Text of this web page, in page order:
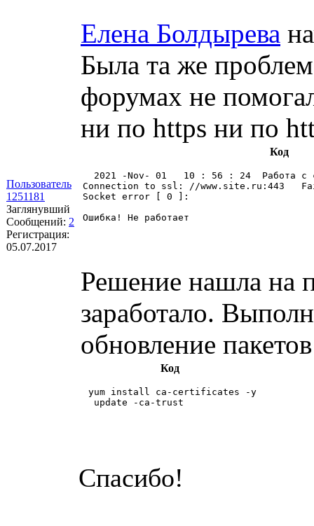
Пользователь
1251181
Заглянувший
Сообщений: 2
Регистрация:
05.07.2017
Елена Болдырева
Была та же
форумах не
ни по https ни по
Код
2021 -Nov- 01   10 : 56 : 24  Работа с
Connection to ssl: //www.site.ru:443
Socket error [ 0 ]:
Ошибка! Не работает
Решение нашла на
заработало.
обновление
Код
yum install ca-certificates -y
update -ca-trust
Спасибо!